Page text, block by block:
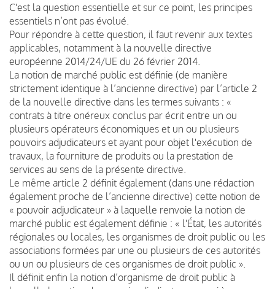
C'est la question essentielle et sur ce point, les principes
essentiels n’ont pas évolué.
Pour répondre à cette question, il faut revenir aux textes
applicables, notamment à la nouvelle directive
européenne 2014/24/UE du 26 février 2014.
La notion de marché public est définie (de manière
strictement identique à l’ancienne directive) par l’article 2
de la nouvelle directive dans les termes suivants : «
contrats à titre onéreux conclus par écrit entre un ou
plusieurs opérateurs économiques et un ou plusieurs
pouvoirs adjudicateurs et ayant pour objet l'exécution de
travaux, la fourniture de produits ou la prestation de
services au sens de la présente directive.
Le même article 2 définit également (dans une rédaction
également proche de l’ancienne directive) cette notion de
« pouvoir adjudicateur » à laquelle renvoie la notion de
marché public est également définie : « l'État, les autorités
régionales ou locales, les organismes de droit public ou les
associations formées par une ou plusieurs de ces autorités
ou un ou plusieurs de ces organismes de droit public ».
Il définit enfin la notion d’organisme de droit public à